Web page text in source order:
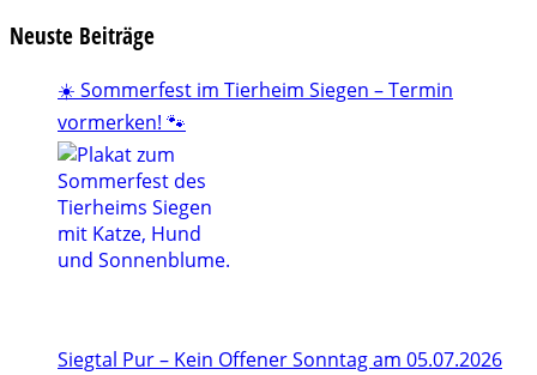
Neuste Beiträge
☀️ Sommerfest im Tierheim Siegen – Termin
vormerken! 🐾
Siegtal Pur – Kein Offener Sonntag am 05.07.2026